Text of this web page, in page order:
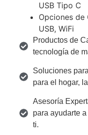
USB Tipo C
Opciones de
USB, WiFi
Productos de
tecnología de
Soluciones
para el hogar,
Asesoría
para ayudarte
ti.